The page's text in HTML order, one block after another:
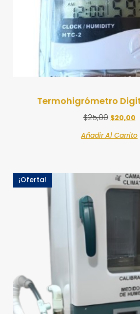
Termohigrómetro
$25,00 $20,00
Añadir Al Carrito
¡Oferta!